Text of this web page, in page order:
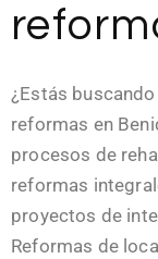
¿Estás
reformas en
procesos de
reformas
proyectos de
Reformas de